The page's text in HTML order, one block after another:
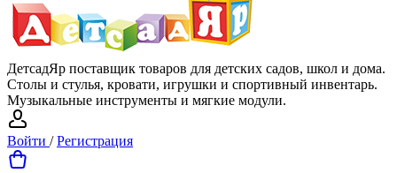
ДетсадЯр поставщик товаров для детских садов, школ и дома.
Столы и стулья, кровати, игрушки и спортивный инвентарь.
Музыкальные инструменты и мягкие модули.
Войти /Регистрация